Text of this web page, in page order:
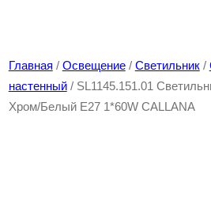
Главная / Освещение/ Светильник/
настенный/ SL1145.151.01
Хром/Белый E27 1*60W CALLANA